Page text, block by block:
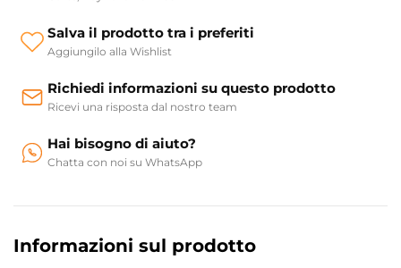
Salva il prodotto tra i preferiti
Aggiungilo alla Wishlist
Richiedi informazioni su questo prodotto
Ricevi una risposta dal nostro team
Hai bisogno di aiuto?
Chatta con noi su WhatsApp
Informazioni sul prodotto